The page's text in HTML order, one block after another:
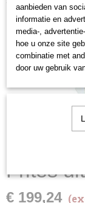
Frites
€ 199,24
aanbieden van
informatie en
media-,
hoe u onze site
combinatie met
door uw gebruik